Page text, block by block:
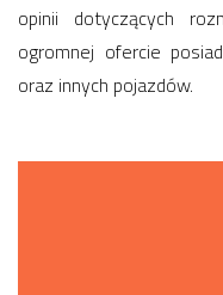
opinii dotyczących
ogromnej ofercie
oraz innych pojazdów.